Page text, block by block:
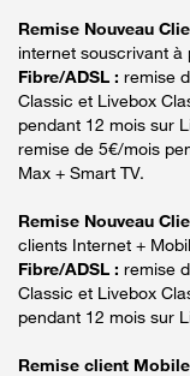
Remise Nouveau
internet souscrivant à
Fibre/ADSL : remise
Classic et Livebox
pendant 12 mois sur
remise de 5€/mois
Max + Smart TV.
Remise Nouveau
clients Internet +
Fibre/ADSL : remise
Classic et Livebox
pendant 12 mois sur
Remise client Mobile